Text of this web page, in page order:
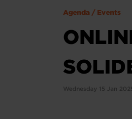
Agenda / Events
Wednesday 15 Jan